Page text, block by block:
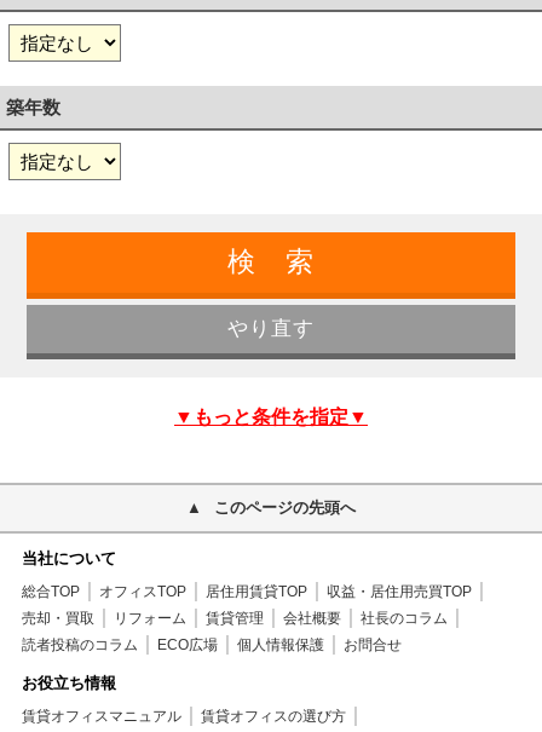
築年数
▼もっと条件を指定▼
このページの先頭へ
当社について
総合TOP オフィスTOP 居住用賃貸TOP
収益・居住用売買TOP
売却・買取
リフォーム 賃貸管理 会社概要
社長のコラム
読者投稿のコラム
ECO広場 個人情報保護 お問合せ
お役立ち情報
賃貸オフィスマニュアル
賃貸オフィスの選び方